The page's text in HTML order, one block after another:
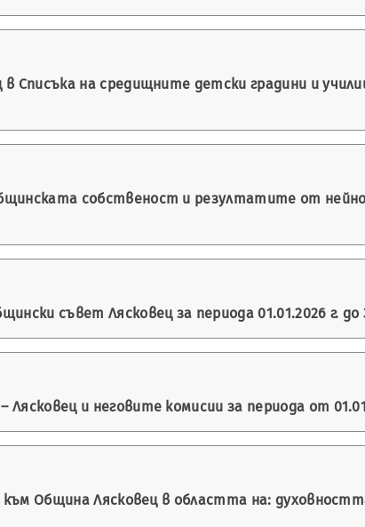
Списъка на средищните детски градини и
собственост и резултатите от
съвет Лясковец за периода 01.01.2026 г. до
и неговите комисии за периода от
към Община Лясковец в областта на: